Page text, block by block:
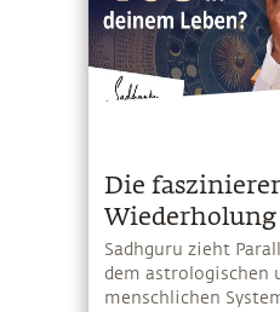
Die
Wiederholung
in deinem
Sadhguru zieht
dem astrologischen
menschlichen